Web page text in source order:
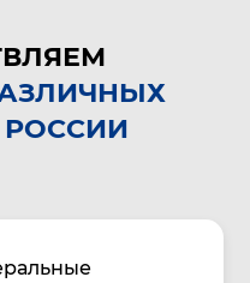
РОССИИ